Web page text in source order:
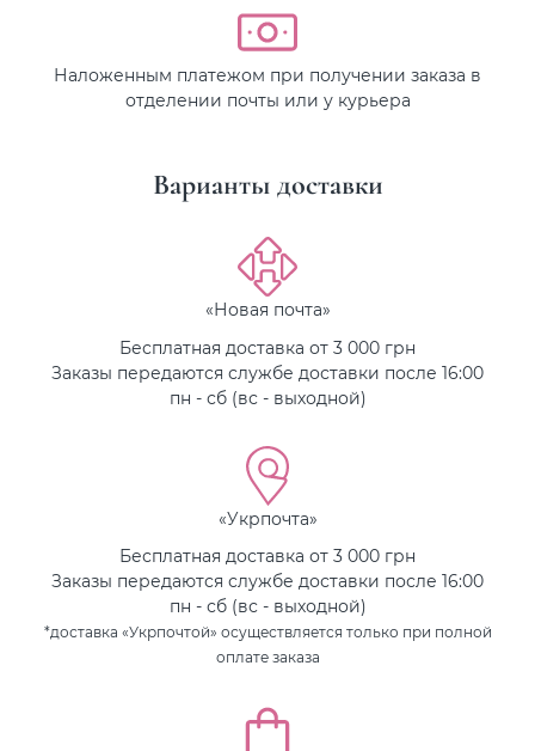
Наложенным платежом при получении заказа в
отделении почты или у курьера
Варианты доставки
«Новая почта»
Бесплатная доставка от 3 000 грн
Заказы передаются службе доставки после 16:00
пн - сб (вс - выходной)
«Укрпочта»
Бесплатная доставка от 3 000 грн
Заказы передаются службе доставки после 16:00
пн - сб (вс - выходной)
*доставка «Укрпочтой» осуществляется только при полной
оплате заказа